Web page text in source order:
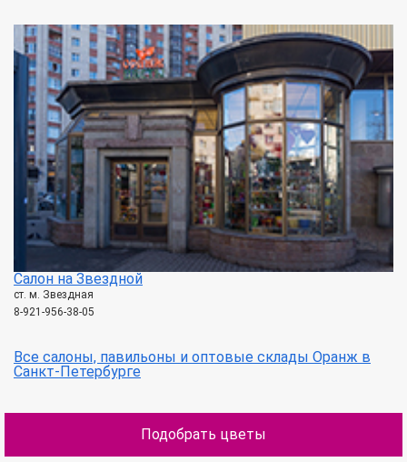
Салон на Звездной
ст. м. Звездная
8-921-956-38-05
Все салоны, павильоны и оптовые склады Оранж в
Санкт-Петербурге
Подобрать цветы